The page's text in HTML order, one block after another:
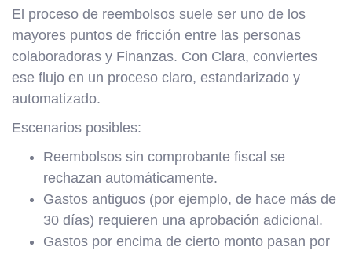
El proceso de reembolsos suele ser uno de los
mayores puntos de fricción entre las personas
colaboradoras y Finanzas. Con Clara, conviertes
ese flujo en un proceso claro, estandarizado y
automatizado.
Escenarios posibles:
Reembolsos sin comprobante fiscal se
rechazan automáticamente.
Gastos antiguos (por ejemplo, de hace más de
30 días) requieren una aprobación adicional.
Gastos por encima de cierto monto pasan por